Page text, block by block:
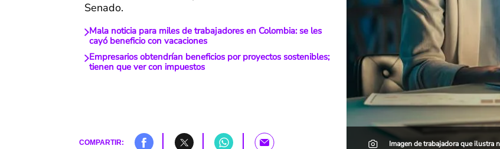
Senado.
Mala noticia para miles de trabajadores en Colombia: se les
cayó beneficio con vacaciones
Empresarios obtendrían beneficios por proyectos sostenibles;
tienen que ver con impuestos
COMPARTIR: Imagen de trabajadora que ilustra